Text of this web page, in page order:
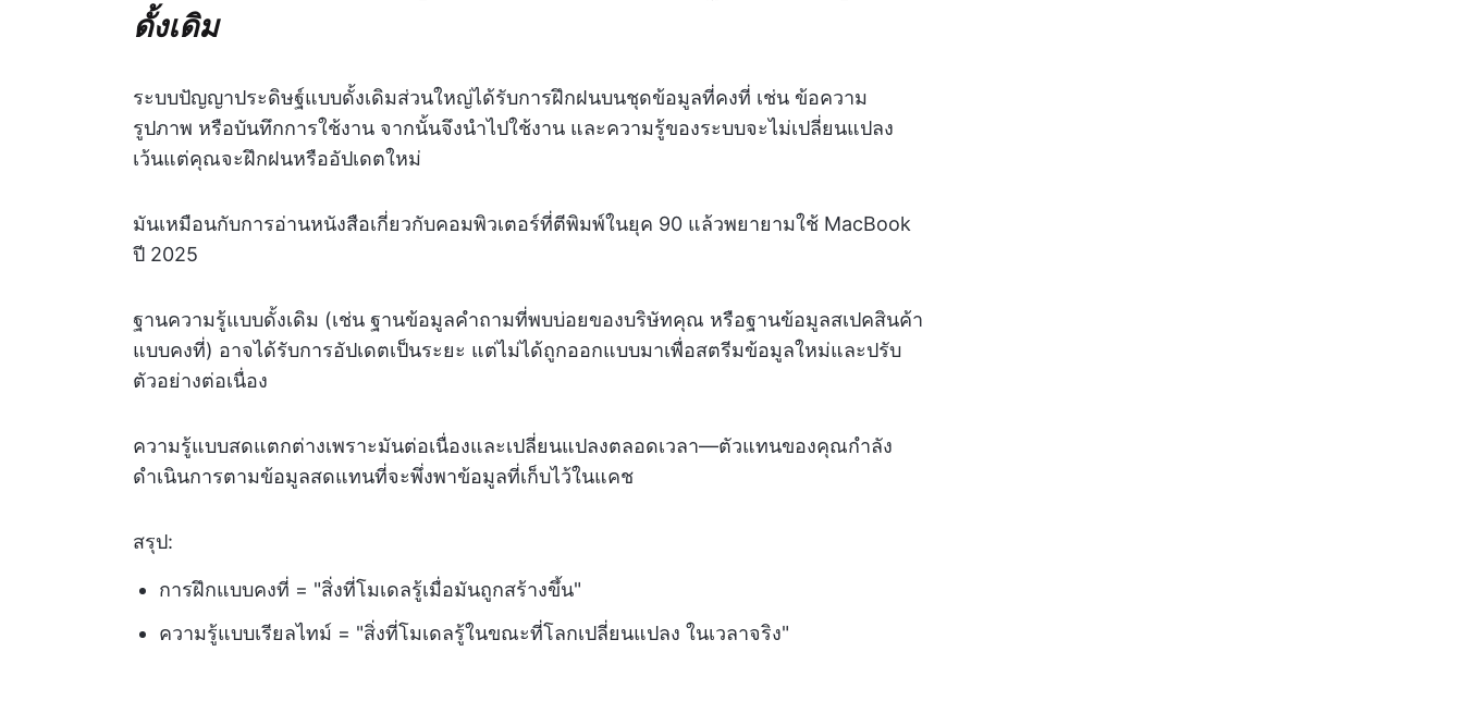
ดั้งเดิม
ระบบปัญญาประดิษฐ์แบบดั้งเดิมส่วนใหญ่ได้รับการฝึกฝนบนชุดข้อมูลที่คงที่ เช่น ข้อความ
รูปภาพ หรือบันทึกการใช้งาน จากนั้นจึงนำไปใช้งาน และความรู้ของระบบจะไม่เปลี่ยนแปลง
เว้นแต่คุณจะฝึกฝนหรืออัปเดตใหม่
มันเหมือนกับการอ่านหนังสือเกี่ยวกับคอมพิวเตอร์ที่ตีพิมพ์ในยุค 90 แล้วพยายามใช้ MacBook
ปี 2025
ฐานความรู้แบบดั้งเดิม (เช่น ฐานข้อมูลคำถามที่พบบ่อยของบริษัทคุณ หรือฐานข้อมูลสเปคสินค้า
แบบคงที่) อาจได้รับการอัปเดตเป็นระยะ แต่ไม่ได้ถูกออกแบบมาเพื่อสตรีมข้อมูลใหม่และปรับ
ตัวอย่างต่อเนื่อง
ความรู้แบบสดแตกต่างเพราะมันต่อเนื่องและเปลี่ยนแปลงตลอดเวลา—ตัวแทนของคุณกำลัง
ดำเนินการตามข้อมูลสดแทนที่จะพึ่งพาข้อมูลที่เก็บไว้ในแคช
สรุป:
การฝึกแบบคงที่ = "สิ่งที่โมเดลรู้เมื่อมันถูกสร้างขึ้น"
ความรู้แบบเรียลไทม์ = "สิ่งที่โมเดลรู้ในขณะที่โลกเปลี่ยนแปลง ในเวลาจริง"